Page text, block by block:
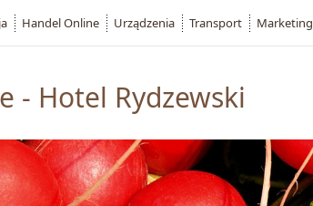
- Hotel Rydzewski
Handel Online Urządzenia Transport Marketing